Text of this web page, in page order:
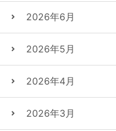
2026年6月
2026年5月
2026年4月
2026年3月